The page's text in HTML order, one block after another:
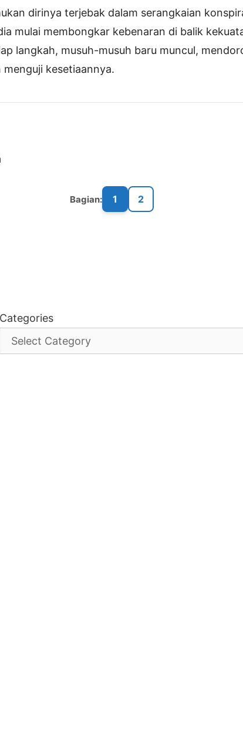
dirinya terjebak dalam serangkaian
mulai membongkar kebenaran di balik
langkah, musuh-musuh baru muncul,
kesetiaannya.
Bagian: 1 2
Categories